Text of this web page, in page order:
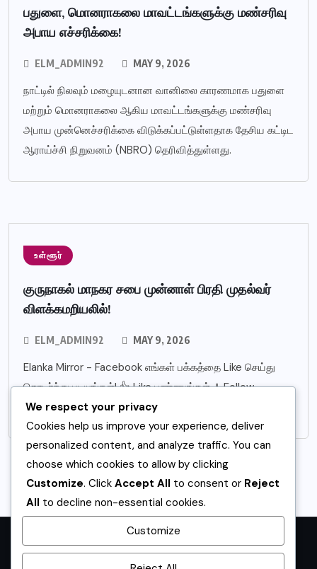
பதுளை, மொனராகலை மாவட்டங்களுக்கு மண்சரிவு
அபாய எச்சரிக்கை!
ELM_ADMIN92 MAY 9, 2026
நாட்டில் நிலவும் மழையுடனான வானிலை காரணமாக பதுளை
மற்றும் மொனராகலை ஆகிய மாவட்டங்களுக்கு மண்சரிவு
அபாய முன்னெச்சரிக்கை விடுக்கப்பட்டுள்ளதாக தேசிய கட்டிட
ஆராய்ச்சி நிறுவனம் (NBRO) தெரிவித்துள்ளது.
உள்ளூர்
குருநாகல் மாநகர சபை முன்னாள் பிரதி முதல்வர்
விளக்கமறியலில்!
ELM_ADMIN92 MAY 9, 2026
Elanka Mirror - Facebook எங்கள் பக்கத்தை Like செய்து
தொடர்ந்து படியுங்கள்! 👍 Like பண்ணுங்கள் ➕ Follow
பண்ணுங்கள் 30 இலட்சம் ரூபாய் இலஞ்சப்
முகப்பு உள்ளூர் உலகம்
விளையாட்டு
கல்வி
We respect your privacy
Cookies help us improve your experience, deliver
personalized content, and analyze traffic. You can
choose which cookies to allow by clicking
Customize. Click Accept All to consent or Reject
All to decline non-essential cookies.
Customize